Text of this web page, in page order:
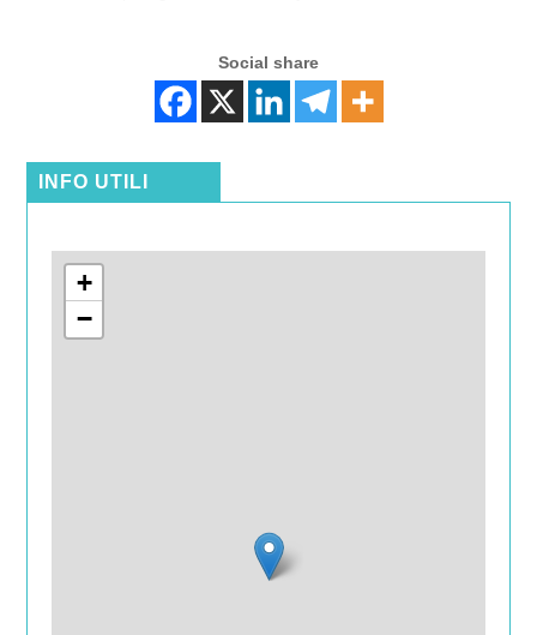
Social share
INFO UTILI
+
−